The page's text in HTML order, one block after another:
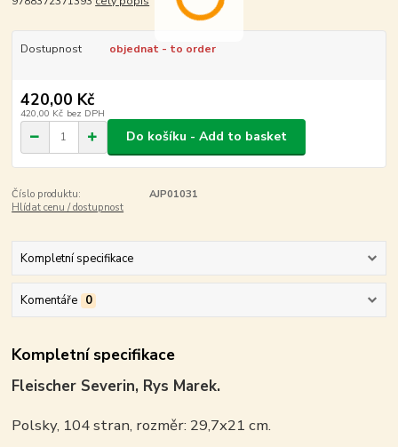
Dostupnost objednat - to order
420,00 Kč
420,00 Kč bez DPH
Do košíku - Add to basket
Číslo produktu:
AJP01031
Hlídat cenu / dostupnost
Kompletní specifikace
Komentáře 0
Kompletní specifikace
Fleischer Severin, Rys Marek.
Polsky, 104 stran, rozměr: 29,7x21 cm.